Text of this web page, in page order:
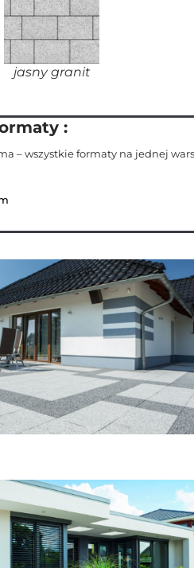
jasny granit
:
– wszystkie formaty na jednej